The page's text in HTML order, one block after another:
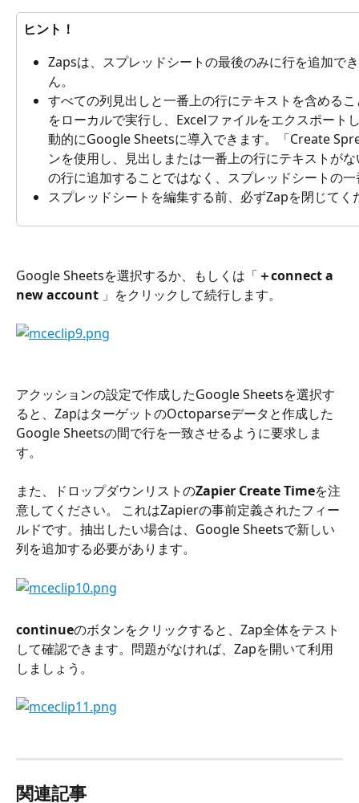
ヒント！
Zapsは、スプレッドシートの最後のみに行を追加で
ん。
すべての列見出しと一番上の行にテキストを含める
をローカルで実行し、Excelファイルをエクスポート
動的にGoogle Sheetsに導入できます。「Create
ンを使用し、見出しまたは一番上の行にテキストが
の行に追加することではなく、スプレッドシートの
スプレッドシートを編集する前、必ずZapを閉じてく
Google Sheetsを選択するか、もしくは「 ＋connect a
new account 」をクリックして続行します。
アクッションの設定で作成したGoogle Sheetsを選択す
ると、ZapはターゲットのOctoparseデータと作成した
Google Sheetsの間で行を一致させるように要求しま
す。
また、ドロップダウンリストのZapier Create Timeを注
意してください。 これはZapierの事前定義されたフィー
ルドです。抽出したい場合は、Google Sheetsで新しい
列を追加する必要があります。
continueのボタンをクリックすると、Zap全体をテスト
して確認できます。問題がなければ、Zapを開いて利用
しましょう。
関連記事